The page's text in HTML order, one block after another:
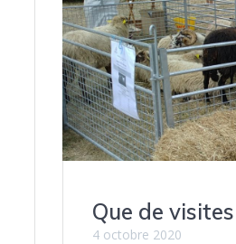
Que de visites
4 octobre 2020